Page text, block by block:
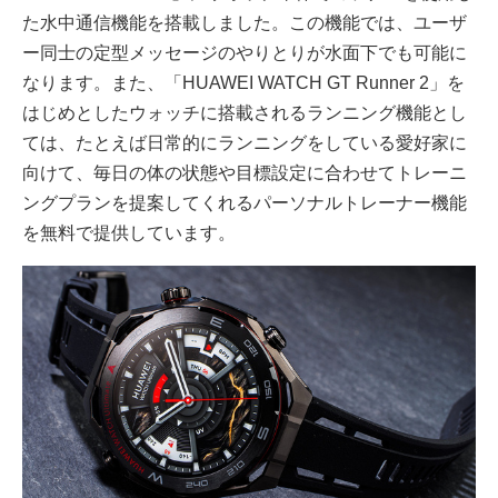
た水中通信機能を搭載しました。この機能では、ユーザ
ー同士の定型メッセージのやりとりが水面下でも可能に
なります。また、「HUAWEI WATCH GT Runner 2」を
はじめとしたウォッチに搭載されるランニング機能とし
ては、たとえば日常的にランニングをしている愛好家に
向けて、毎日の体の状態や目標設定に合わせてトレーニ
ングプランを提案してくれるパーソナルトレーナー機能
を無料で提供しています。